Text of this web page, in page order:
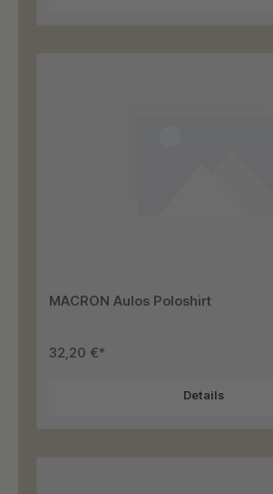
MACRON Aulos Poloshirt
32,20 €*
Details